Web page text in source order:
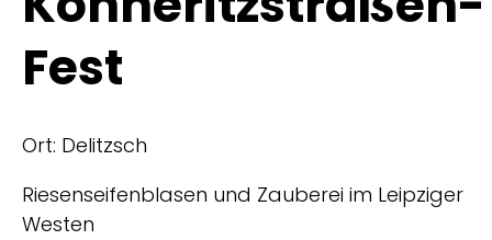
Fest
Ort: Delitzsch
Riesenseifenblasen und Zauberei im Leipziger
Westen